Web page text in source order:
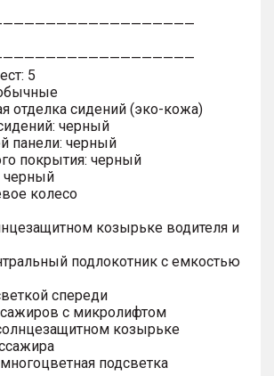
5
отделка сидений (эко-кожа)
черный
панели: черный
покрытия: черный
черный
колесо
козырьке водителя и
подлокотник с емкостью
спереди
с микролифтом
козырьке
подсветка